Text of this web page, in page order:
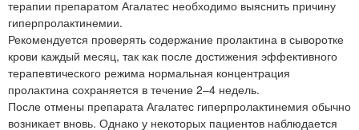
терапии препаратом Агалатес необходимо выяснить причину
гиперпролактинемии.
Рекомендуется проверять содержание пролактина в сыворотке
крови каждый месяц, так как после достижения эффективного
терапевтического режима нормальная концентрация
пролактина сохраняется в течение 2–4 недель.
После отмены препарата Агалатес гиперпролактинемия обычно
возникает вновь. Однако у некоторых пациентов наблюдается